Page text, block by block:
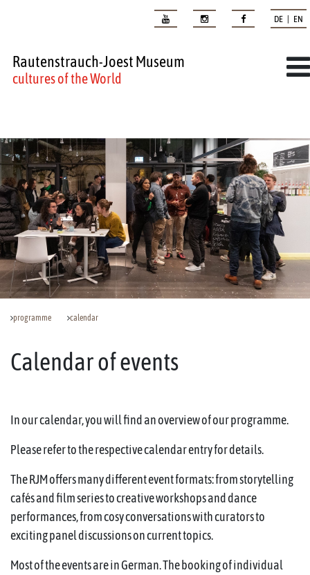
DE | EN
Rautenstrauch-Joest Museum
cultures of the World
programme calendar
Calendar of events
In our calendar, you will find an overview of our programme.
Please refer to the respective calendar entry for details.
The RJM offers many different event formats: from storytelling
cafés and film series to creative workshops and dance
performances, from cosy conversations with curators to
exciting panel discussions on current topics.
Most of the events are in German. The booking of individual